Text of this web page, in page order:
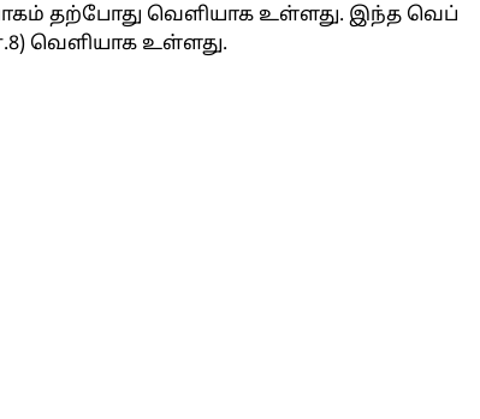
தற்போது வெளியாக உள்ளது. இந்த வெப்
வெளியாக உள்ளது.